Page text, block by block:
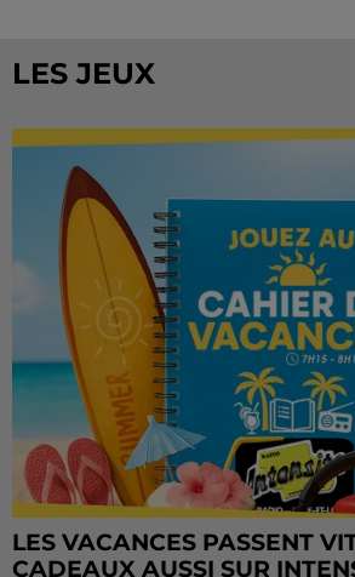
LES JEUX
LES VACANCES PASSENT
CADEAUX AUSSI SUR